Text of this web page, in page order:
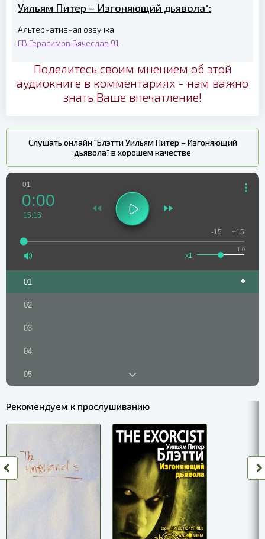
Уильям Питер – Изгоняющий дьявола":
Альтернативная озвучка
ГВ Герасимов Вячеслав 91
Поделитесь своим мнением об этой
аудиокниге в комментариях - нам важно
знать Ваше впечатление!
Слушать онлайн "Блэтти Уильям Питер – Изгоняющий
дьявола" в хорошем качестве
01
0:00
15:15
1.0
x1
-15 +15
01
02
03
04
05
09
10
Рекомендуем к прослушиванию